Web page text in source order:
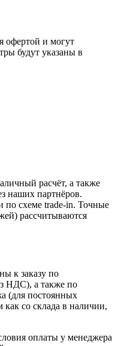
офертой и могут
будут указаны в
расчёт, а также
наших партнёров.
схеме trade-in. Точные
рассчитываются
к заказу по
НДС), а также по
(для постоянных
как со склада в наличии,
оплаты у менеджера